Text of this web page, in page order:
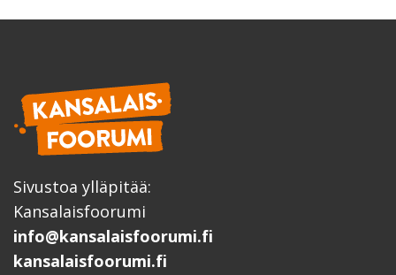
Sivustoa ylläpitää:
Kansalaisfoorumi
info@kansalaisfoorumi.fi
kansalaisfoorumi.fi